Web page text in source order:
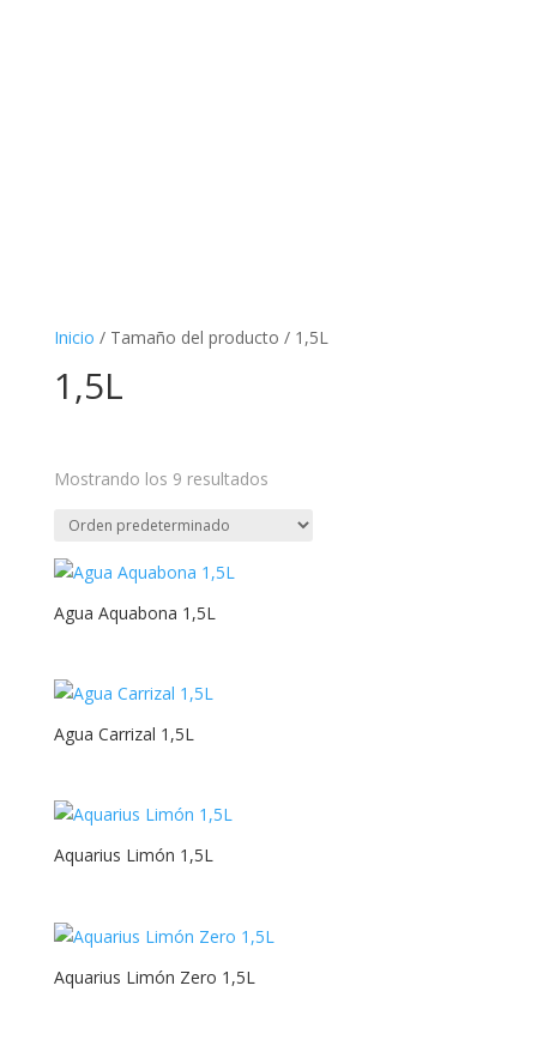
Inicio / Tamaño del producto / 1,5L
1,5L
1,5L
1/3
1L
200ml
Mostrando los 9 resultados
Agua Aquabona 1,5L
Agua Carrizal 1,5L
Aquarius Limón 1,5L
Aquarius Limón Zero 1,5L